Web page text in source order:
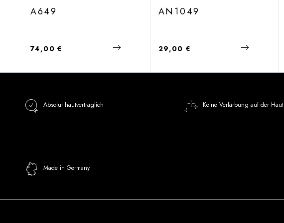
A649
Regulärer Preis:
74,00 €
AN1049
Regulärer Preis:
29,00 €
Absolut hautverträglich Keine Verfärbung auf der Haut
Made in Germany